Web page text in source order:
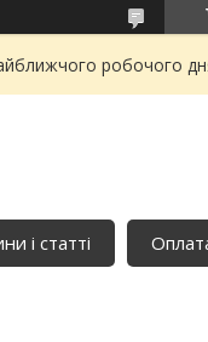
робочого
і статті